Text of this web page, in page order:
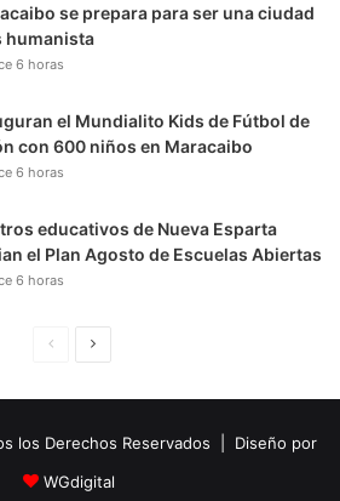
se prepara para ser una ciudad
humanista
6 horas
el Mundialito Kids de Fútbol de
con 600 niños en Maracaibo
6 horas
educativos de Nueva Esparta
el Plan Agosto de Escuelas Abiertas
6 horas
i
n
u
i
los Derechos Reservados | Diseño por
WGdigital